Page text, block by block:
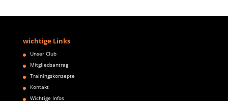
wichtige Links
Unser Club
Mitgliedsantrag
Trainingskonzepte
Kontakt
Wichtige Infos